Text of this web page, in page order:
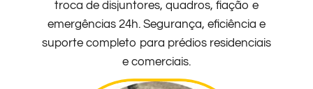
troca de disjuntores, quadros, fiação e
emergências 24h. Segurança, eficiência e
suporte completo para prédios residenciais
e comerciais.